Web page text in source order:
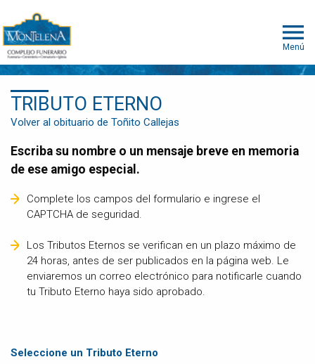
Menú
TRIBUTO ETERNO
Volver al obituario de Toñito Callejas
Escriba su nombre o un mensaje breve en memoria
de ese amigo especial.
Complete los campos del formulario e ingrese el
CAPTCHA de seguridad.
Los Tributos Eternos se verifican en un plazo máximo de
24 horas, antes de ser publicados en la página web. Le
enviaremos un correo electrónico para notificarle cuando
tu Tributo Eterno haya sido aprobado.
Seleccione un Tributo Eterno